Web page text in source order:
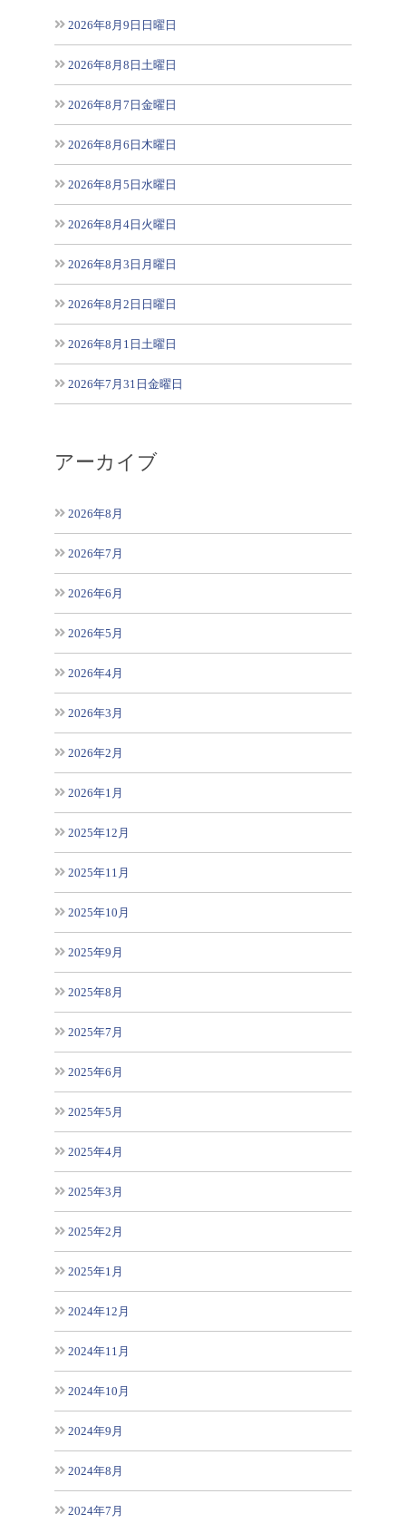
2026年8月9日日曜日
2026年8月8日土曜日
2026年8月7日金曜日
2026年8月6日木曜日
2026年8月5日水曜日
2026年8月4日火曜日
2026年8月3日月曜日
2026年8月2日日曜日
2026年8月1日土曜日
2026年7月31日金曜日
アーカイブ
2026年8月
2026年7月
2026年6月
2026年5月
2026年4月
2026年3月
2026年2月
2026年1月
2025年12月
2025年11月
2025年10月
2025年9月
2025年8月
2025年7月
2025年6月
2025年5月
2025年4月
2025年3月
2025年2月
2025年1月
2024年12月
2024年11月
2024年10月
2024年9月
2024年8月
2024年7月